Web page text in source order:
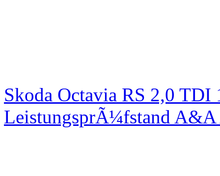
Skoda Octavia RS 2,0
LeistungsprÃ¼fstand